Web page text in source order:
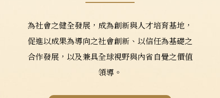
為社會之健全發展，成為創新與人才培育基地，
促進以成果為導向之社會創新、以信任為基礎之
合作發展，以及兼具全球視野與內省自覺之價值
領導。